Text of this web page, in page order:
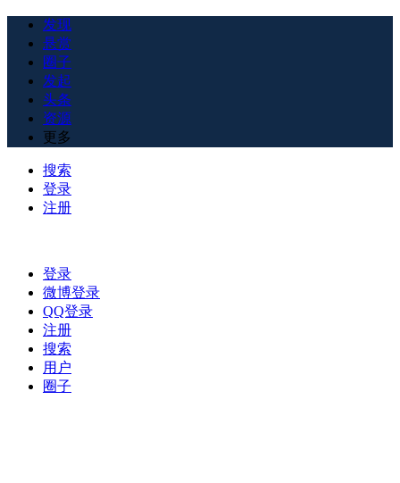
发现
悬赏
圈子
发起
头条
资源
更多
搜索
登录
注册
登录
微博登录
QQ登录
注册
搜索
用户
圈子